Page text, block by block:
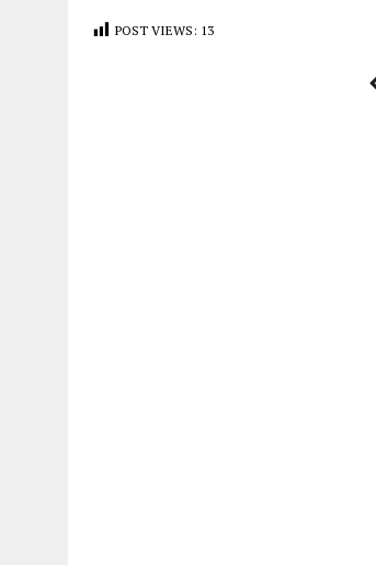
POST VIEWS: 13